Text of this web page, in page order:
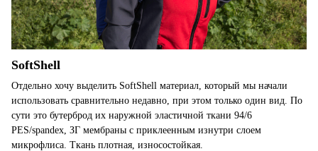
SoftShell
Отдельно хочу выделить SoftShell материал, который мы начали
использовать сравнительно недавно, при этом только один вид. По
сути это бутерброд их наружной эластичной ткани 94/6
PES/spandex, ЗГ мембраны с приклеенным изнутри слоем
микрофлиса. Ткань плотная, износостойкая.